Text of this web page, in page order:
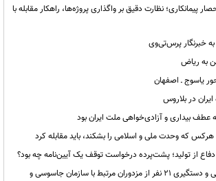
پیمانکاری؛ نظارت دقیق بر واگذاری پروژه‌ها، راهکار مقابله با
به خبرنگار پرس‌تی‌وی
به ریاض
در بلاروس
بیداری و آزادی‌خواهی ملت ایران بود
هرکس که وحدت ملی و اسلامی را بشکند، باید مقابله کرد
دفاع از تولید؛ پشت‌پرده درخواست توقف یک آیین‌نامه چه بود؟
وزارت اطلاعات: شناسایی و دستگیری ۲۱ نفر از مزدوران مرتبط با سازمان جاسوسی و